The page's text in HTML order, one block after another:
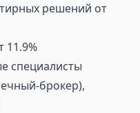
решений от
11.9%
специалисты
брокер),